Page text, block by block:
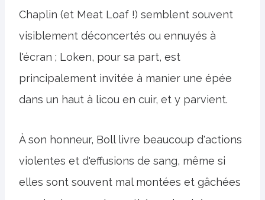
Chaplin (et Meat Loaf !) semblent souvent
visiblement déconcertés ou ennuyés à
l'écran ; Loken, pour sa part, est
principalement invitée à manier une épée
dans un haut à licou en cuir, et y parvient.
À son honneur, Boll livre beaucoup d'actions
violentes et d'effusions de sang, même si
elles sont souvent mal montées et gâchées